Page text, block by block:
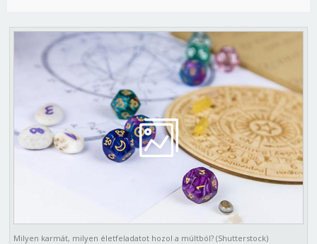
Milyen karmát, milyen életfeladatot hozol a múltból? (Shutterstock)